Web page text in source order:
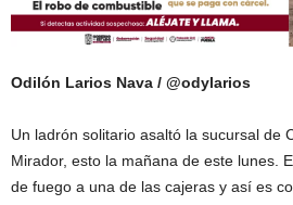
Odilón Larios Nava / @odylarios
Un ladrón solitario asaltó la sucursal de
Mirador, esto la mañana de este lunes.
de fuego a una de las cajeras y así es